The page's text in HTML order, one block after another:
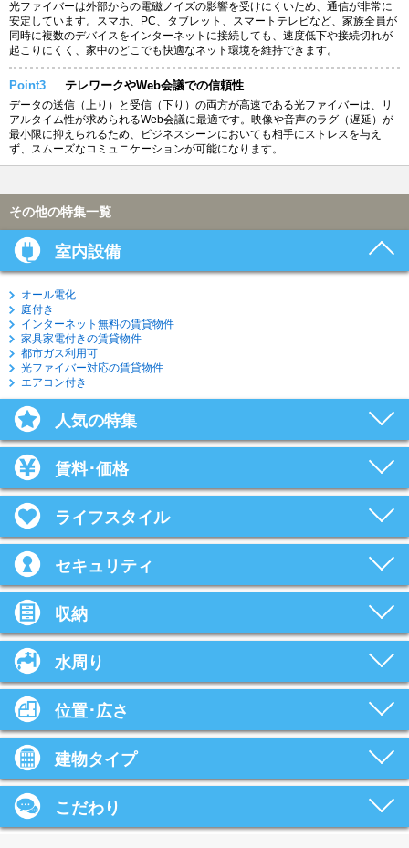
光ファイバーは外部からの電磁ノイズの影響を受けにくいため、通信が非常に
安定しています。スマホ、PC、タブレット、スマートテレビなど、家族全員が
同時に複数のデバイスをインターネットに接続しても、速度低下や接続切れが
起こりにくく、家中のどこでも快適なネット環境を維持できます。
Point3 テレワークやWeb会議での信頼性
データの送信（上り）と受信（下り）の両方が高速である光ファイバーは、リ
アルタイム性が求められるWeb会議に最適です。映像や音声のラグ（遅延）が
最小限に抑えられるため、ビジネスシーンにおいても相手にストレスを与え
ず、スムーズなコミュニケーションが可能になります。
その他の特集一覧
室内設備
オール電化
庭付き
インターネット無料の賃貸物件
家具家電付きの賃貸物件
都市ガス利用可
光ファイバー対応の賃貸物件
エアコン付き
人気の特集
賃料･価格
ライフスタイル
セキュリティ
収納
水周り
位置･広さ
建物タイプ
こだわり